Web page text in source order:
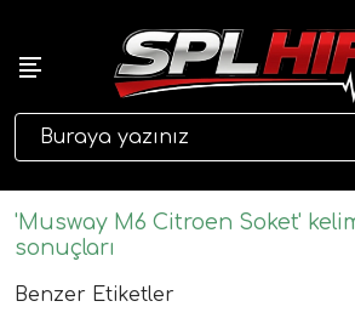
'Musway M6 Citroen Soket'
sonuçları
Benzer Etiketler